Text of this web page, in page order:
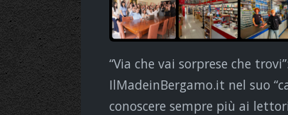
“Via che vai sorprese che
IlMadeinBergamo.it nel suo
conoscere sempre più ai